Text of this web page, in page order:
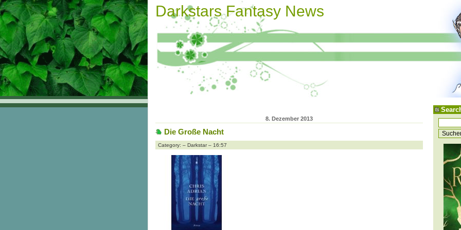
Darkstars Fantasy News
8. Dezember 2013
Die Große Nacht
Category: – Darkstar – 16:57